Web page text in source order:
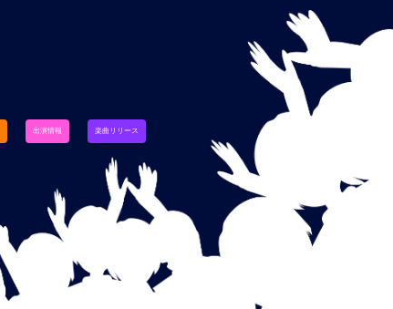
出演情報 楽曲リリース